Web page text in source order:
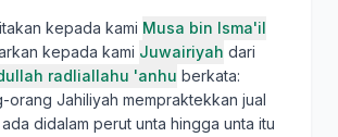
kepada kami Musa bin Isma'il
kepada kami Juwairiyah dari
radliallahu 'anhu berkata:
orang Jahiliyah mempraktekkan jual
didalam perut unta hingga unta itu